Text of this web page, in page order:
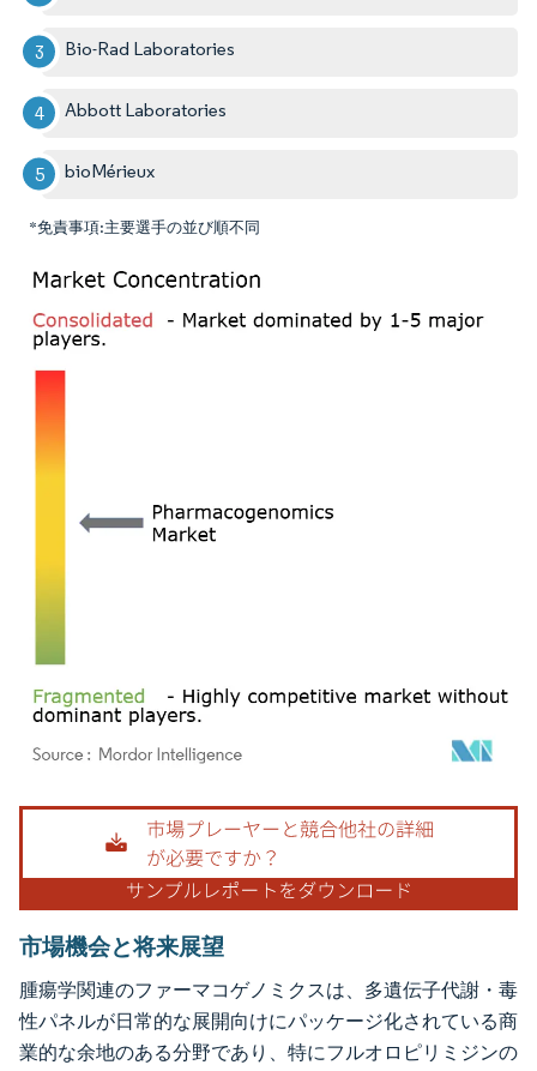
Bio-Rad Laboratories
Abbott Laboratories
bioMérieux
*免責事項:主要選手の並び順不同
画像 © Mordor Intelligence。再利用にはCC BY 4.0の表示が必要です。
市場機会と将来展望
腫瘍学関連のファーマコゲノミクスは、多遺伝子代謝・毒
性パネルが日常的な展開向けにパッケージ化されている商
業的な余地のある分野であり、特にフルオロピリミジンの